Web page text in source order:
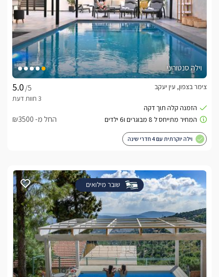
וילה סנטוריני
/5
צימר בצפון, עין יעקב
החל מ- ₪3500
וילה יוקרתית עם 4 חדרי שינה
שובר מילואים